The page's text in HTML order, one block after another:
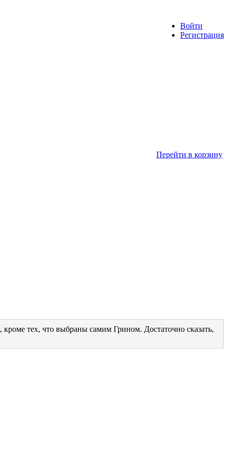
Войти
Регистрация
Перейти в корзину
тех, что выбраны самим Грином. Достаточно сказать,